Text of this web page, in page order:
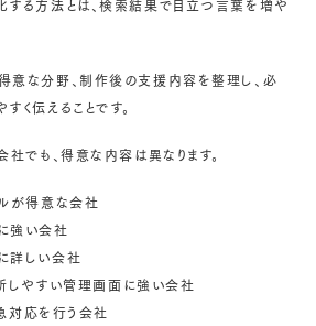
る方法とは、検索結果で目立つ言葉を増や
意な分野、制作後の支援内容を整理し、必
く伝えることです。
社でも、得意な内容は異なります。
ルが得意な会社
強い会社
詳しい会社
しやすい管理画面に強い会社
対応を行う会社